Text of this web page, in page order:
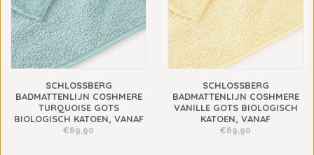
SCHLOSSBERG
BADMATTENLIJN COSHMERE
TURQUOISE GOTS
BIOLOGISCH KATOEN, VANAF
€69,90
SCHLOSSBERG
BADMATTENLIJN COSHMERE
VANILLE GOTS BIOLOGISCH
KATOEN, VANAF
€69,90